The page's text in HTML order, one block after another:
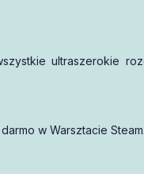
ultraszerokie
w Warsztacie Steam.